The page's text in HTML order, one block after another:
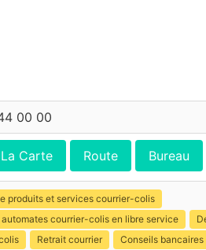
00 00
Carte Route Bureau
produits et services courrier-colis
automates courrier-colis en libre service
Retrait courrier
Conseils bancaires